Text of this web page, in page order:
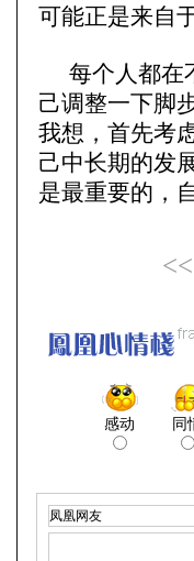
可能正是来自
每个人都在
己调整一下脚
我想，首先考
己中长期的发
是最重要的，
感动 同